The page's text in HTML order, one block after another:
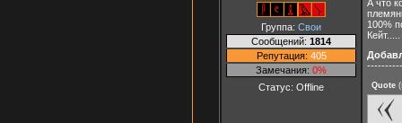
Группа: Свои
Сообщений: 1814
Репутация: 405
Замечания: 0%
Статус: Offline
А что
100%
Кейт.....
Quote (